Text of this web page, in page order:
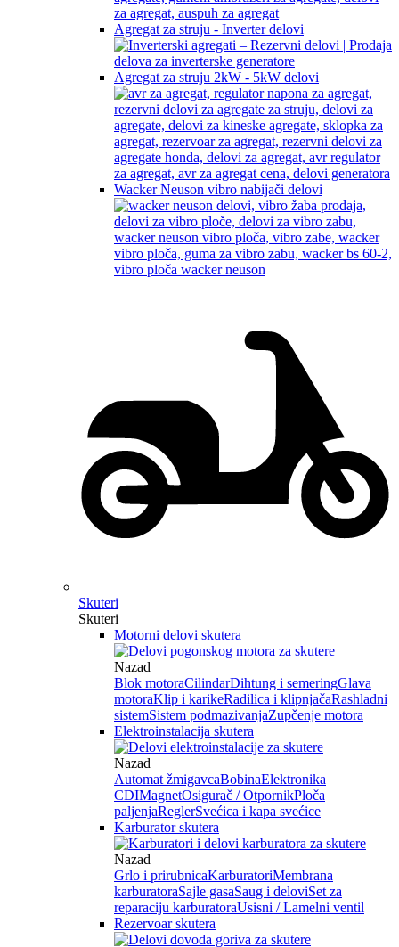
Agregat za struju - Inverter delovi
Agregat za struju 2kW - 5kW delovi
Wacker Neuson vibro nabijači delovi
Skuteri
Skuteri
Motorni delovi skutera
Nazad
Blok motoraCilindarDihtung i semeringGlava
motoraKlip i karikeRadilica i klipnjačaRashladni
sistemSistem podmazivanjaZupčenje motora
Elektroinstalacija skutera
Nazad
Automat žmigavcaBobinaElektronika
CDIMagnetOsigurač / OtpornikPloča
paljenjaReglerSvećica i kapa svećice
Karburator skutera
Nazad
Grlo i prirubnicaKarburatoriMembrana
karburatoraSajle gasaSaug i deloviSet za
reparaciju karburatoraUsisni / Lamelni ventil
Rezervoar skutera